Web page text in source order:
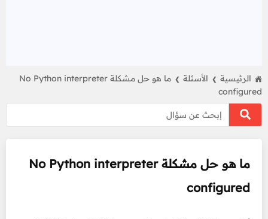
الرئيسية ❯ الأسئلة ❯
ما هو حل مشكلة No Python interpreter
configured
ما هو حل مشكلة No Python interpreter
configured